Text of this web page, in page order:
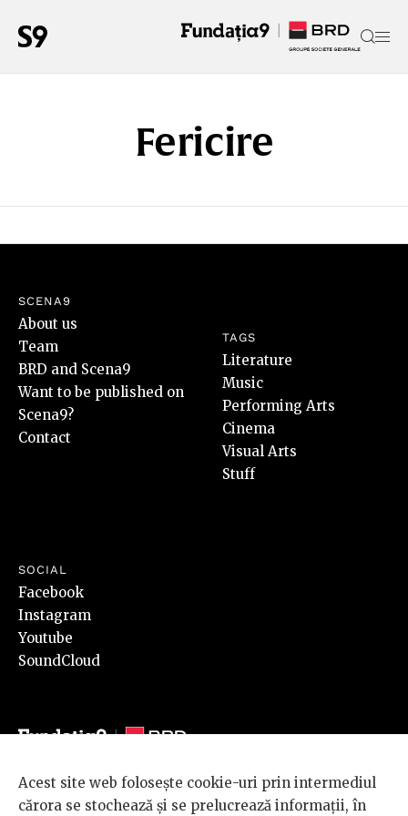
Fericire
SCENA9
About us
Team
BRD and Scena9
Want to be published on
Scena9?
Contact
TAGS
Literature
Music
Performing Arts
Cinema
Visual Arts
Stuff
SOCIAL
Facebook
Instagram
Youtube
SoundCloud
© 2026 BRD Groupe Société Générale, toate drepturile rezervate.
Acest site web folosește cookie-uri prin intermediul
cărora se stochează și se prelucrează informații, în